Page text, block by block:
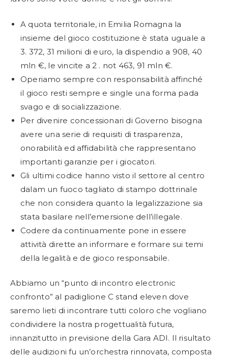
A quota territoriale, in Emilia Romagna la
insieme del gioco costituzione è stata uguale a
3. 372, 31 milioni di euro, la dispendio a 908, 40
mln €, le vincite a 2 . not 463, 91 mln €.
Operiamo sempre con responsabilità affinché
il gioco resti sempre e single una forma pada
svago e di socializzazione.
Per divenire concessionari di Governo bisogna
avere una serie di requisiti di trasparenza,
onorabilità ed affidabilità che rappresentano
importanti garanzie per i giocatori.
Gli ultimi codice hanno visto il settore al centro
dalam un fuoco tagliato di stampo dottrinale
che non considera quanto la legalizzazione sia
stata basilare nell’emersione dell’illegale.
Codere da continuamente pone in essere
attività dirette an informare e formare sui temi
della legalità e de gioco responsabile.
Abbiamo un “punto di incontro electronic
confronto” al padiglione C stand eleven dove
saremo lieti di incontrare tutti coloro che vogliano
condividere la nostra progettualità futura,
innanzitutto in previsione della Gara ADI. Il risultato
delle audizioni fu un’orchestra rinnovata, composta